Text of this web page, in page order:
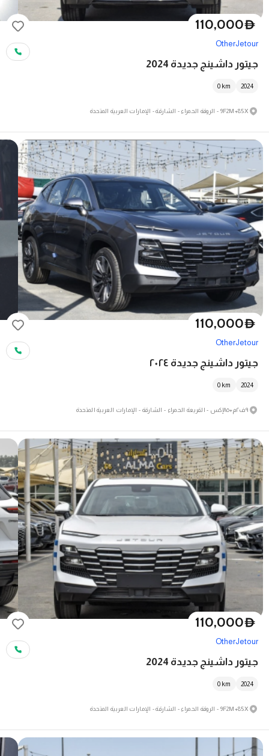
D
110,000
Jetour
Other
جيتور داشينج جديدة 2024
2024
0 km
9F2M+85X - الروقة الحمراء - الشارقة - الإمارات العربية المتحدة
D
110,000
Jetour
Other
جيتور داشينج جديدة ٢٠٢٤
2024
0 km
٩ف٢م+٨٥إكس - القريعة الحمراء - الشارقة - الإمارات العربية المتحدة
D
110,000
Jetour
Other
جيتور داشينج جديدة 2024
2024
0 km
9F2M+85X - الروقة الحمراء - الشارقة - الإمارات العربية المتحدة